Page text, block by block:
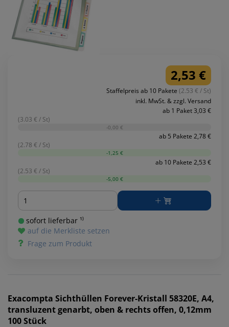
2,53 €
Staffelpreis ab 10 Pakete (2.53 € / St)
inkl. MwSt. & zzgl. Versand
ab 1 Paket 3,03 €
(3.03 € / St)
-0,00 €
ab 5 Pakete 2,78 €
(2.78 € / St)
-1,25 €
ab 10 Pakete 2,53 €
(2.53 € / St)
-5,00 €
Menge
sofort lieferbar ¹⁾
auf die Merkliste setzen
Frage zum Produkt
Exacompta Sichthüllen Forever-Kristall 58320E, A4,
transluzent genarbt, oben & rechts offen, 0,12mm
100 Stück